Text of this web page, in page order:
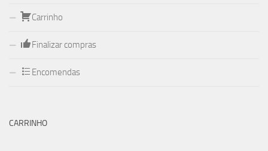
Carrinho
Finalizar compras
Encomendas
CARRINHO